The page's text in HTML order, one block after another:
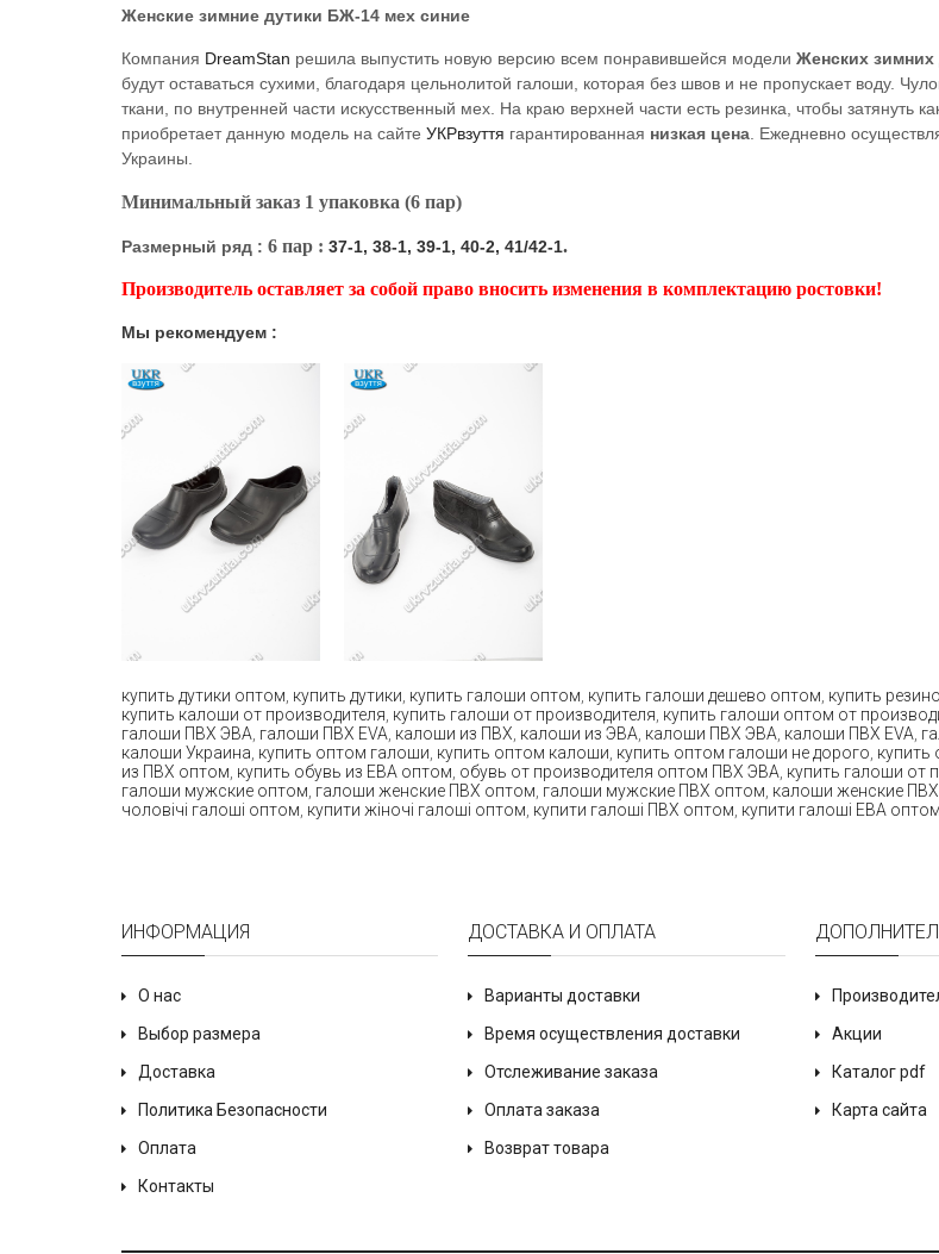
Женские зимние дутики БЖ-14 мех синие
Компания DreamStan решила выпустить новую версию всем понравившейся модели Женских
будут оставаться сухими, благодаря цельнолитой галоши, которая без швов и не пропускает воду.
ткани, по внутренней части искусственный мех. На краю верхней части есть резинка, чтобы затянуть
приобретает данную модель на сайте УКРвзуття гарантированная низкая цена . Ежедневно
Украины.
Минимальный заказ 1 упаковка (6 пар)
Размерный ряд : 6 пар : 37-1, 38-1, 39-1, 40-2, 41/42-1.
Производитель оставляет за собой право вносить изменения в комплектацию ростовки!
Мы рекомендуем :
купить дутики оптом, купить дутики, купить галоши оптом, купить галоши дешево оптом, купить
купить калоши от производителя, купить галоши от производителя, купить галоши оптом от
галоши ПВХ ЭВА, галоши ПВХ EVA, калоши из ПВХ, калоши из ЭВА, калоши ПВХ ЭВА, калоши ПВХ EVA,
калоши Украина, купить оптом галоши, купить оптом калоши, купить оптом галоши не дорого, купить
из ПВХ оптом, купить обувь из ЕВА оптом, обувь от производителя оптом ПВХ ЭВА, купить галоши от
галоши мужские оптом, галоши женские ПВХ оптом, галоши мужские ПВХ оптом, калоши женские
чоловічі галоші оптом, купити жіночі галоші оптом, купити галоші ПВХ оптом, купити галоші ЕВА оптом
ИНФОРМАЦИЯ
О нас
Выбор размера
Доставка
Политика Безопасности
Оплата
Контакты
ДОСТАВКА И ОПЛАТА
Варианты доставки
Время осуществления доставки
Отслеживание заказа
Оплата заказа
Возврат товара
Акции
Каталог pdf
Карта сайта